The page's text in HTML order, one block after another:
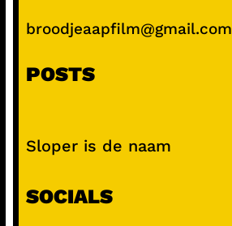
broodjeaapfilm@gmail.com
POSTS
Sloper is de naam
SOCIALS